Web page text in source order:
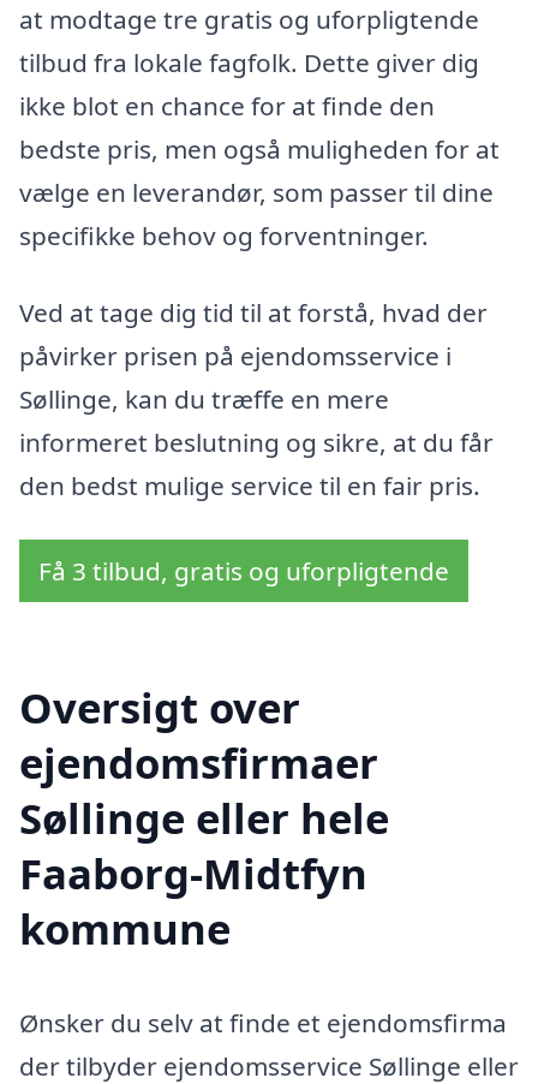
at modtage tre gratis og uforpligtende
tilbud fra lokale fagfolk. Dette giver dig
ikke blot en chance for at finde den
bedste pris, men også muligheden for at
vælge en leverandør, som passer til dine
specifikke behov og forventninger.
Ved at tage dig tid til at forstå, hvad der
påvirker prisen på ejendomsservice i
Søllinge, kan du træffe en mere
informeret beslutning og sikre, at du får
den bedst mulige service til en fair pris.
Få 3 tilbud, gratis og uforpligtende
Oversigt over
ejendomsfirmaer
Søllinge eller hele
Faaborg-Midtfyn
kommune
Ønsker du selv at finde et ejendomsfirma
der tilbyder ejendomsservice Søllinge eller